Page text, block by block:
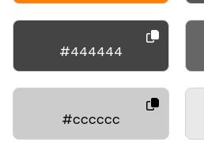
#444444
#cccccc